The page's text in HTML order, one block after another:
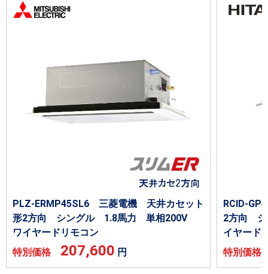
PLZ-ERMP45SL6 三菱電機 天井カセット
形2方向 シングル 1.8馬力 単相200V
ワイヤードリモコン
特別価格 207,600 円
RCID-
2方向
イヤード
特別価